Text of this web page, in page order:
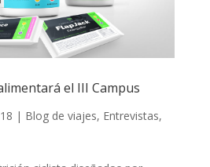
el III Campus
| Blog de viajes, Entrevistas,